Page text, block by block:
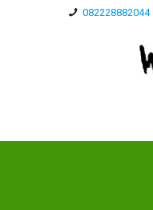
082228882044